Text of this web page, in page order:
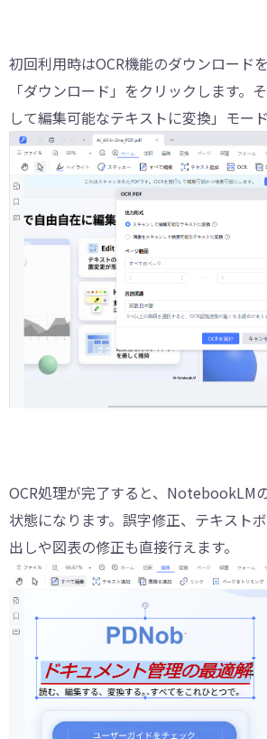
初回利用時はOCR機能のダウンロード
「ダウンロード」をクリックします。
して編集可能なテキストに変換」モー
OCR処理が完了すると、NotebookLM
状態になります。誤字修正、テキスト
出しや図表の修正も直接行えます。